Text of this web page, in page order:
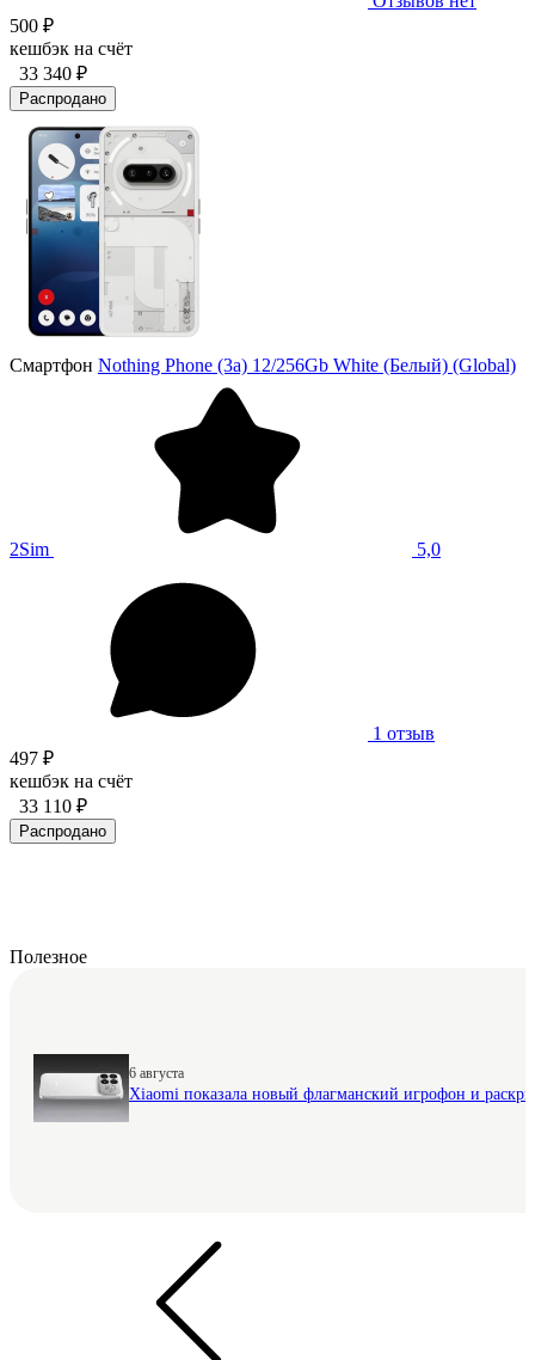
500 ₽
кешбэк на счёт
33 340 ₽
Распродано
Смартфон Nothing Phone (3a) 12/256Gb White (Белый) (Global)
2Sim 5,0
1 отзыв
497 ₽
кешбэк на счёт
33 110 ₽
Распродано
Полезное
6 августа
Xiaomi показала новый флагманский игрофон и